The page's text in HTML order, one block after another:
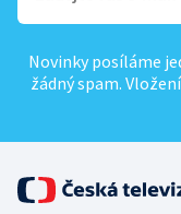
Novinky posíláme
žádný spam.